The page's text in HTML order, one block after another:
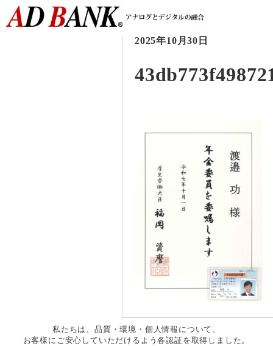
2025年10月30日
私たちは、品質・環境・個人情報について、
お客様にご安心していただけるよう各認証を取得しました。